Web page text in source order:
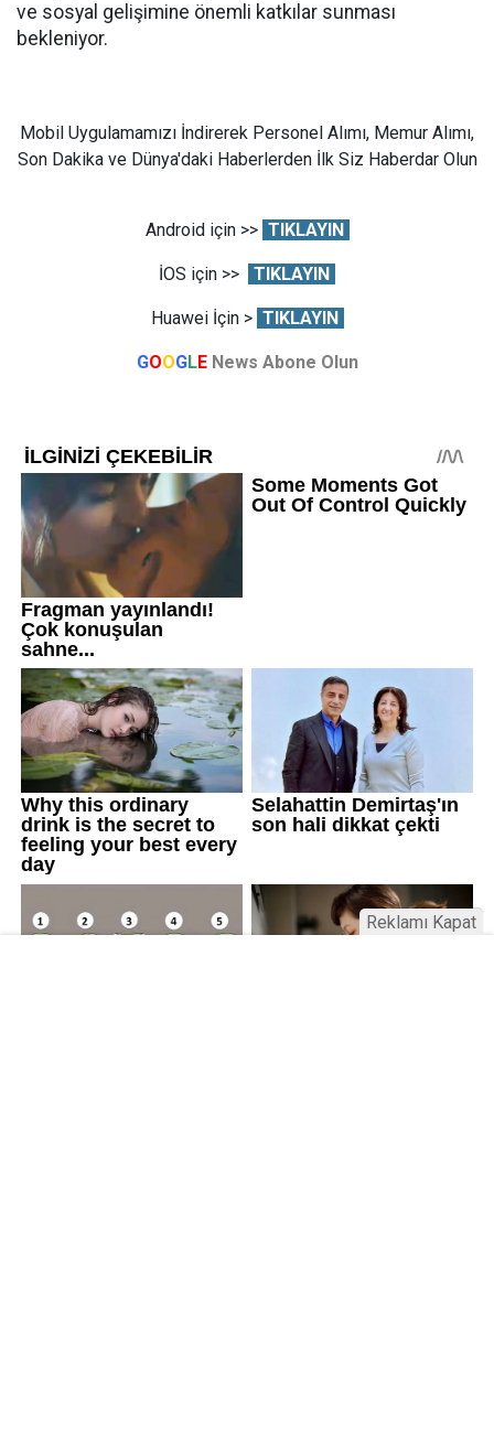
ve sosyal gelişimine önemli katkılar sunması
bekleniyor.
Mobil Uygulamamızı İndirerek Personel Alımı, Memur Alımı,
Son Dakika ve Dünya'daki Haberlerden İlk Siz Haberdar Olun
Android için >> TIKLAYIN
İOS için >> TIKLAYIN
Huawei İçin > TIKLAYIN
GOOGLE News Abone Olun
Reklamı Kapat